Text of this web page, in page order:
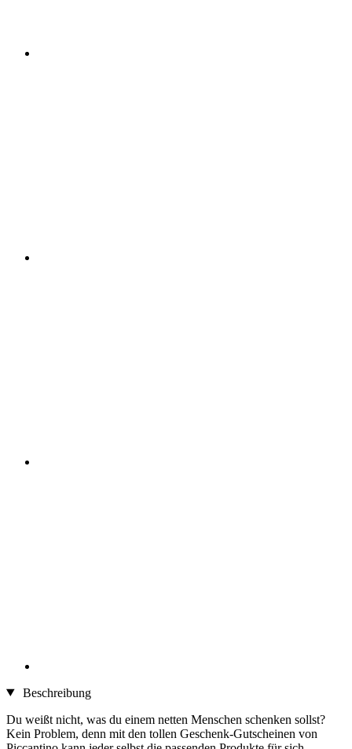
Beschreibung
Du weißt nicht, was du einem netten Menschen schenken sollst?
Kein Problem, denn mit den tollen Geschenk-Gutscheinen von